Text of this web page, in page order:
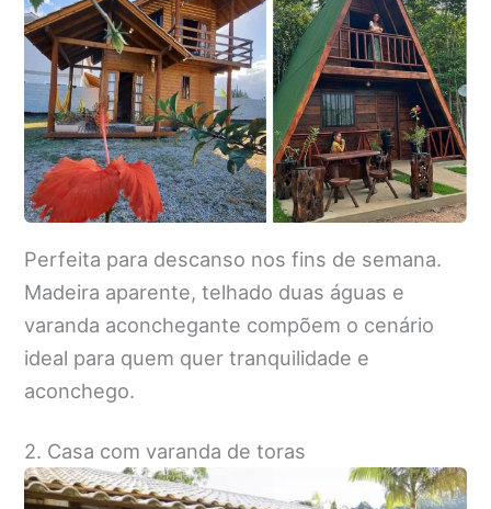
Perfeita para descanso nos fins de semana.
Madeira aparente, telhado duas águas e
varanda aconchegante compõem o cenário
ideal para quem quer tranquilidade e
aconchego.
2. Casa com varanda de toras